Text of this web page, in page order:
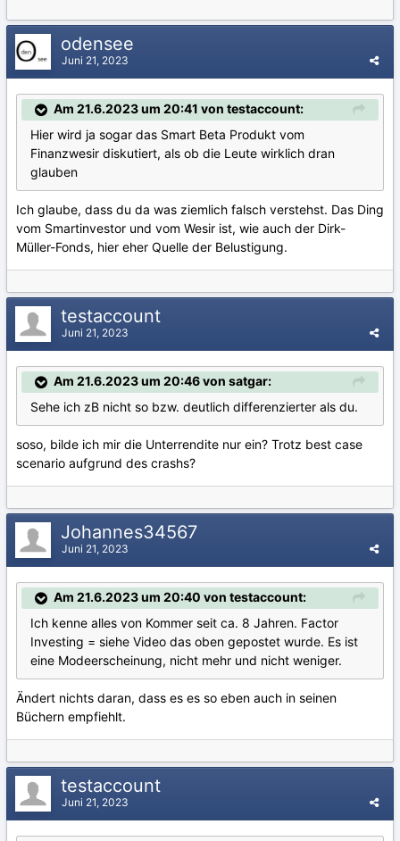
odensee
Juni 21, 2023
Am 21.6.2023 um 20:41 von testaccount:
Hier wird ja sogar das Smart Beta Produkt vom
Finanzwesir diskutiert, als ob die Leute wirklich dran
glauben
Ich glaube, dass du da was ziemlich falsch verstehst. Das Ding
vom Smartinvestor und vom Wesir ist, wie auch der Dirk-
Müller-Fonds, hier eher Quelle der Belustigung.
testaccount
Juni 21, 2023
Am 21.6.2023 um 20:46 von satgar:
Sehe ich zB nicht so bzw. deutlich differenzierter als du.
soso, bilde ich mir die Unterrendite nur ein? Trotz best case
scenario aufgrund des crashs?
Johannes34567
Juni 21, 2023
Am 21.6.2023 um 20:40 von testaccount:
Ich kenne alles von Kommer seit ca. 8 Jahren. Factor
Investing = siehe Video das oben gepostet wurde. Es ist
eine Modeerscheinung, nicht mehr und nicht weniger.
Ändert nichts daran, dass es es so eben auch in seinen
Büchern empfiehlt.
testaccount
Juni 21, 2023